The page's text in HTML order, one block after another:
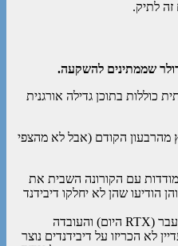
זה לתיק.
שממתינים להשקעה.
כוללות בתוכן גדילה אורגנית
מהרבעון הקודם (אבל לא מהצפי
עם הקורונה השבית את
הודיעו שהן לא יחלקו דיבידנד
בשל ההפצלות של UTX לשעבר (RTX היום) והעובדה
לא הכריזו על דיבידנדים נוצר